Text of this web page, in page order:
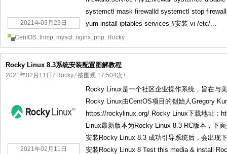
2021年03月23日
systemctl mask firewalld systemctl stop
yum install iptables-services #安装 vi /etc/...
CentOS, lnmp, mysql , nginx, php, Rocky
Rocky Linux 8.3系统安装配置图解教程
2021年02月11日 ⁄ Rocky⁄ 被围观 17,504次+
2021年02月11日
Rocky Linux是一个社区企业操作系统，旨在与
Rocky Linux由CentOS项目的创始人Gregory
https://rockylinux.org/ Rocky Linux下载地址：
Linux最新版本为Rocky Linux 8.3 RC版本，下
安装Rocky Linux 8.3 成功引导系统后，会出现
安装Rocky Linux 8 Test this media & install